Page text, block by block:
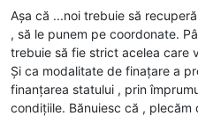
Așa că ...noi trebuie să
, să le punem pe coordonate.
trebuie să fie strict acelea care
Și ca modalitate de finațare a
finanțarea statului , prin
condițiile. Bănuiesc că ,